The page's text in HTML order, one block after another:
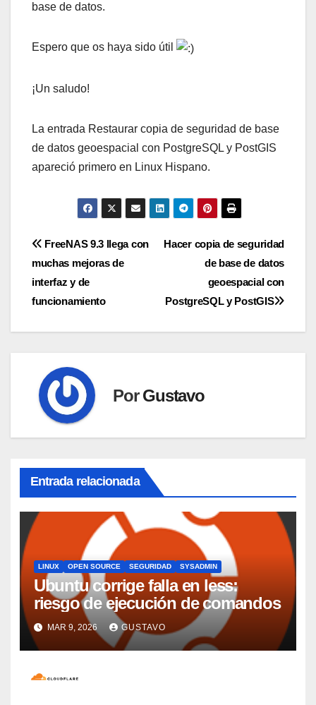
base de datos.
Espero que os haya sido útil
¡Un saludo!
La entrada Restaurar copia de seguridad de base
de datos geoespacial con PostgreSQL y PostGIS
apareció primero en Linux Hispano.
Navegación
de
entradas
Hacer copia de seguridad
de base de datos
geoespacial con
PostgreSQL y PostGIS
FreeNAS 9.3 llega con
muchas mejoras de
interfaz y de
funcionamiento
PorGustavo
Entrada relacionada
LINUX OPEN SOURCE SEGURIDAD SYSADMIN
Ubuntu corrige falla en less:
riesgo de ejecución de comandos
MAR 9, 2026 GUSTAVO